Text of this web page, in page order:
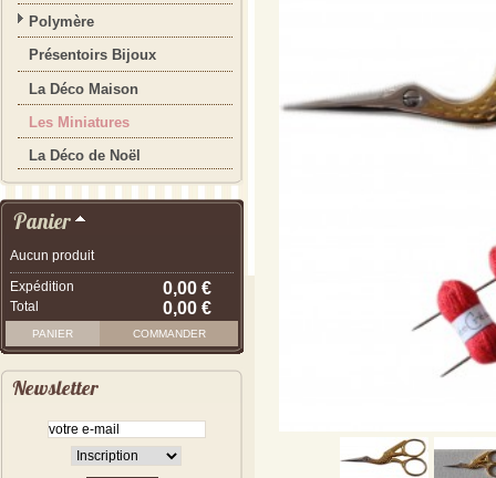
Polymère
Présentoirs Bijoux
La Déco Maison
Les Miniatures
La Déco de Noël
Panier
Aucun produit
Expédition
0,00 €
Total 0,00 €
PANIER COMMANDER
Newsletter